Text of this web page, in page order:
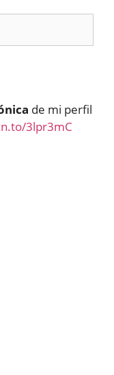
de mi perfil
3lpr3mC